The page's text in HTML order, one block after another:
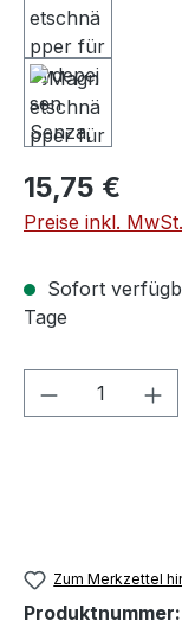
Regulärer Preis:
15,75 €
Preise inkl.
Sofort
Tage
Produkt
Zum Merkzettel
Produktnummer: